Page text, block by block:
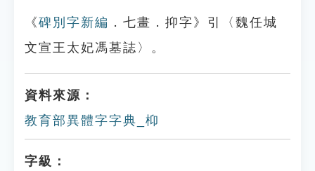
《碑別字新編 ．七畫．抑字》引〈魏任城
文宣王太妃馮墓誌〉。
資料來源：
教育部異體字字典_枊
字級：